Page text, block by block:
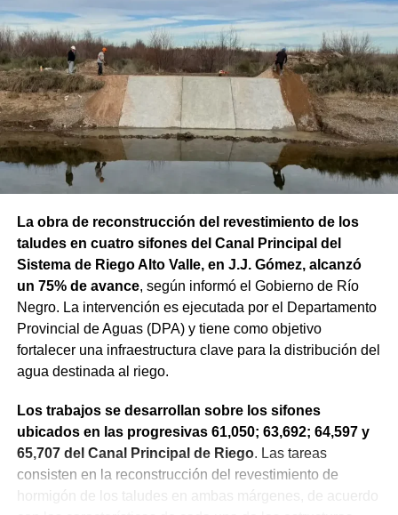
La obra de reconstrucción del revestimiento de los
taludes en cuatro sifones del Canal Principal del
Sistema de Riego Alto Valle, en J.J. Gómez, alcanzó
un 75% de avance, según informó el Gobierno de Río
Negro. La intervención es ejecutada por el Departamento
Provincial de Aguas (DPA) y tiene como objetivo
fortalecer una infraestructura clave para la distribución del
agua destinada al riego.
Los trabajos se desarrollan sobre los sifones
ubicados en las progresivas 61,050; 63,692; 64,597 y
65,707 del Canal Principal de Riego. Las tareas
consisten en la reconstrucción del revestimiento de
hormigón de los taludes en ambas márgenes, de acuerdo